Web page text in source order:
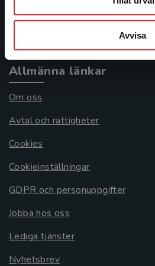
Avvisa
Köpvillkor
Allmänna länkar
Om oss
Avtal och rättigheter
Cookies
Cookieinställningar
GDPR och personuppgifter
Jobba hos oss
Lediga tjänster
Nyhetsbrev